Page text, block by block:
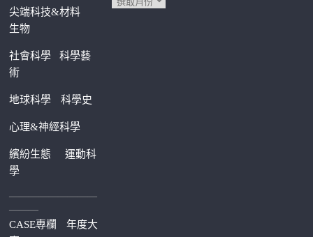
尖端科技&材料
生物
社會科學科學藝
術
地球科學 科學史
心理&神經科學
繽紛生態運動科
學
—————————
———
CASE專欄
年度大